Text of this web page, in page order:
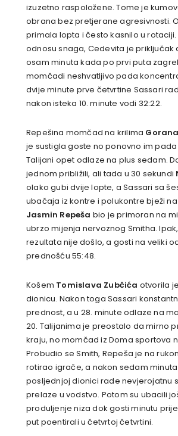
izuzetno raspoložene. Tome je
obrana bez pretjerane agresivnosti.
primala lopta i često kasnilo u rotaciji.
odnosu snaga, Cedevita je priključak
osam minuta kada po prvi puta
momčadi neshvatljivo pada
dvije minute prve četvrtine Sassari
nakon isteka 10. minute vodi 32:22.
Repešina momčad na krilima
je sustigla goste no ponovno im
Talijani opet odlaze na plus sedam.
jednom približili, ali tada u 30 sekundi
olako gubi dvije lopte, a Sassari sa
ubačaja iz kontre i polukontre bježi
Jasmin Repeša bio je primoran na
ubrzo mijenja nervoznog Smitha.
rezultata nije došlo, a gosti na veliki
prednošću 55:48.
Košem Tomislava Zubčića otvorila
dionicu. Nakon toga Sassari
prednost, a u 28. minute odlaze na
20. Talijanima je preostalo da mirno
kraju, no momčad iz Doma sportova
Probudio se Smith, Repeša je na
rotirao igrače, a nakon sedam
posljednjoj dionici rade nevjerojatnu
prelaze u vodstvo. Potom su ubacili
produljenje niza dok gosti minutu
put poentirali u četvrtoj četvrtini.